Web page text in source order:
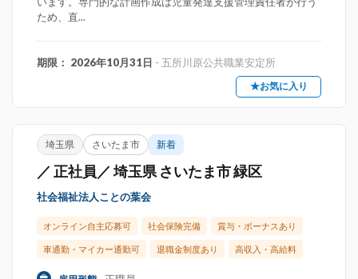
ため、直...
期限： 2026年10月31日 - 五所川原公共職業安定所
★お気に入り
埼玉県 さいたま市 新着
／ 正社員／ 埼玉県 さいたま市 緑区
社会福祉法人ことの葉会
オンライン自主応募可 社会保険完備 賞与・ボーナスあり
車通勤・マイカー通勤可 退職金制度あり 高収入・高給料